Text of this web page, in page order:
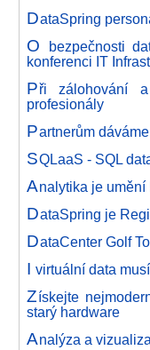
DataSpring
O
bezpečnosti
konferenci IT
Při zálohování
profesionály
Partnerům
SQLaaS - SQL
Analytika je
DataSpring je
DataCenter Golf
I virtuální data
Získejte
starý hardware
Analýza a